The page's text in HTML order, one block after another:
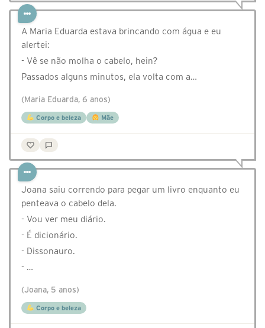
A Maria Eduarda estava brincando com água e eu
alertei:
- Vê se não molha o cabelo, hein?
Passados alguns minutos, ela volta com a…
(Maria Eduarda, 6 anos)
Corpo e beleza Mãe
Joana saiu correndo para pegar um livro enquanto eu
penteava o cabelo dela.
- Vou ver meu diário.
- É dicionário.
- Dissonauro.
- …
(Joana, 5 anos)
Corpo e beleza